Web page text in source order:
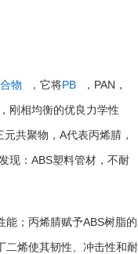
物 ，它将PB ， PAN ，
刚相均衡的优良力学性
元共聚物， A代表丙烯腈，
现： ABS塑料管材，不耐
能；丙烯腈赋予ABS树脂的
二烯使其韧性、冲击性和耐